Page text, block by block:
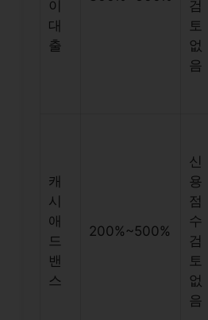
이
대
출
검
토
없
음
캐
시
애
드
밴
스
200%~500%
신
용
점
수
검
토
없
음